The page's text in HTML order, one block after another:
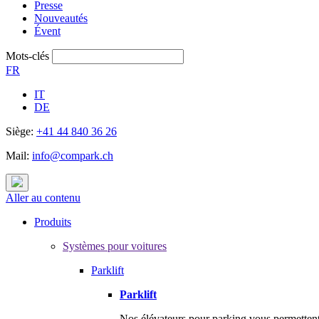
Presse
Nouveautés
Évent
Mots-clés
FR
IT
DE
Siège: +41 44 840 36 26
Mail: info@compark.ch
Aller au contenu
Produits
Systèmes pour voitures
Parklift
Parklift